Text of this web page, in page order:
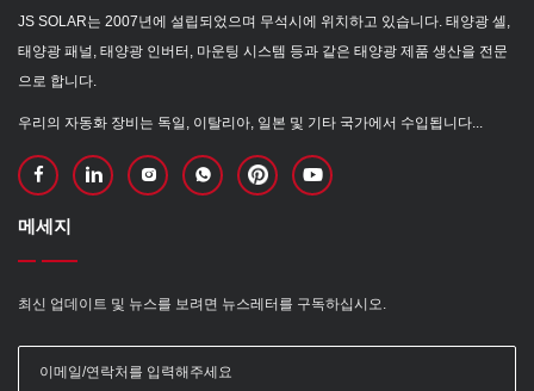
JS SOLAR는 2007년에 설립되었으며 무석시에 위치하고 있습니다. 태양광 셀,
태양광 패널, 태양광 인버터, 마운팅 시스템 등과 같은 태양광 제품 생산을 전문
으로 합니다.
우리의 자동화 장비는 독일, 이탈리아, 일본 및 기타 국가에서 수입됩니다...
메세지
최신 업데이트 및 뉴스를 보려면 뉴스레터를 구독하십시오.